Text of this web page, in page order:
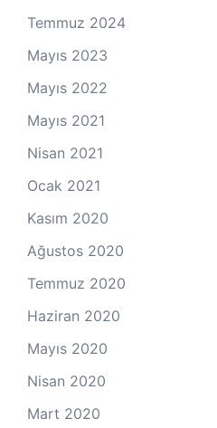
Temmuz 2024
Mayıs 2023
Mayıs 2022
Mayıs 2021
Nisan 2021
Ocak 2021
Kasım 2020
Ağustos 2020
Temmuz 2020
Haziran 2020
Mayıs 2020
Nisan 2020
Mart 2020